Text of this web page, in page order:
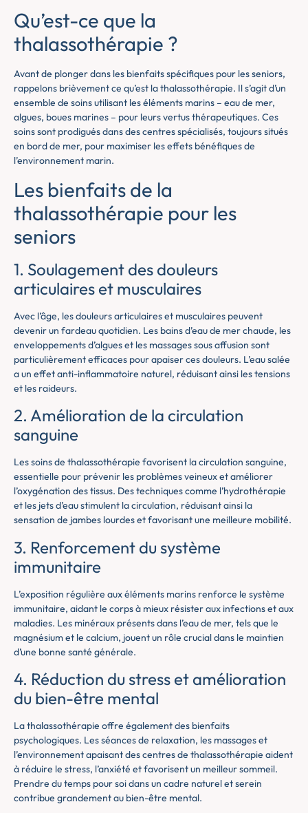
Qu’est-ce que la
thalassothérapie ?
Avant de plonger dans les bienfaits spécifiques pour les seniors,
rappelons brièvement ce qu’est la thalassothérapie. Il s’agit d’un
ensemble de soins utilisant les éléments marins – eau de mer,
algues, boues marines – pour leurs vertus thérapeutiques. Ces
soins sont prodigués dans des centres spécialisés, toujours situés
en bord de mer, pour maximiser les effets bénéfiques de
l’environnement marin.
Les bienfaits de la
thalassothérapie pour les
seniors
1. Soulagement des douleurs
articulaires et musculaires
Avec l’âge, les douleurs articulaires et musculaires peuvent
devenir un fardeau quotidien. Les bains d’eau de mer chaude, les
enveloppements d’algues et les massages sous affusion sont
particulièrement efficaces pour apaiser ces douleurs. L’eau salée
a un effet anti-inflammatoire naturel, réduisant ainsi les tensions
et les raideurs.
2. Amélioration de la circulation
sanguine
Les soins de thalassothérapie favorisent la circulation sanguine,
essentielle pour prévenir les problèmes veineux et améliorer
l’oxygénation des tissus. Des techniques comme l’hydrothérapie
et les jets d’eau stimulent la circulation, réduisant ainsi la
sensation de jambes lourdes et favorisant une meilleure mobilité.
3. Renforcement du système
immunitaire
L’exposition régulière aux éléments marins renforce le système
immunitaire, aidant le corps à mieux résister aux infections et aux
maladies. Les minéraux présents dans l’eau de mer, tels que le
magnésium et le calcium, jouent un rôle crucial dans le maintien
d’une bonne santé générale.
4. Réduction du stress et amélioration
du bien-être mental
La thalassothérapie offre également des bienfaits
psychologiques. Les séances de relaxation, les massages et
l’environnement apaisant des centres de thalassothérapie aident
à réduire le stress, l’anxiété et favorisent un meilleur sommeil.
Prendre du temps pour soi dans un cadre naturel et serein
contribue grandement au bien-être mental.